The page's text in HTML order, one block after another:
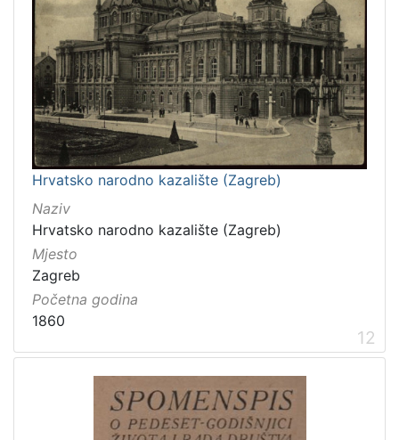
Hrvatsko narodno kazalište (Zagreb)
Naziv
Hrvatsko narodno kazalište (Zagreb)
Mjesto
Zagreb
Početna godina
1860
12